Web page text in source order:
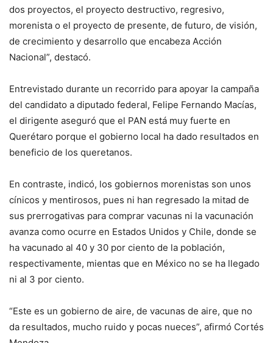
dos proyectos, el proyecto destructivo, regresivo,
morenista o el proyecto de presente, de futuro, de visión,
de crecimiento y desarrollo que encabeza Acción
Nacional”, destacó.
Entrevistado durante un recorrido para apoyar la campaña
del candidato a diputado federal, Felipe Fernando Macías,
el dirigente aseguró que el PAN está muy fuerte en
Querétaro porque el gobierno local ha dado resultados en
beneficio de los queretanos.
En contraste, indicó, los gobiernos morenistas son unos
cínicos y mentirosos, pues ni han regresado la mitad de
sus prerrogativas para comprar vacunas ni la vacunación
avanza como ocurre en Estados Unidos y Chile, donde se
ha vacunado al 40 y 30 por ciento de la población,
respectivamente, mientas que en México no se ha llegado
ni al 3 por ciento.
“Este es un gobierno de aire, de vacunas de aire, que no
da resultados, mucho ruido y pocas nueces”, afirmó Cortés